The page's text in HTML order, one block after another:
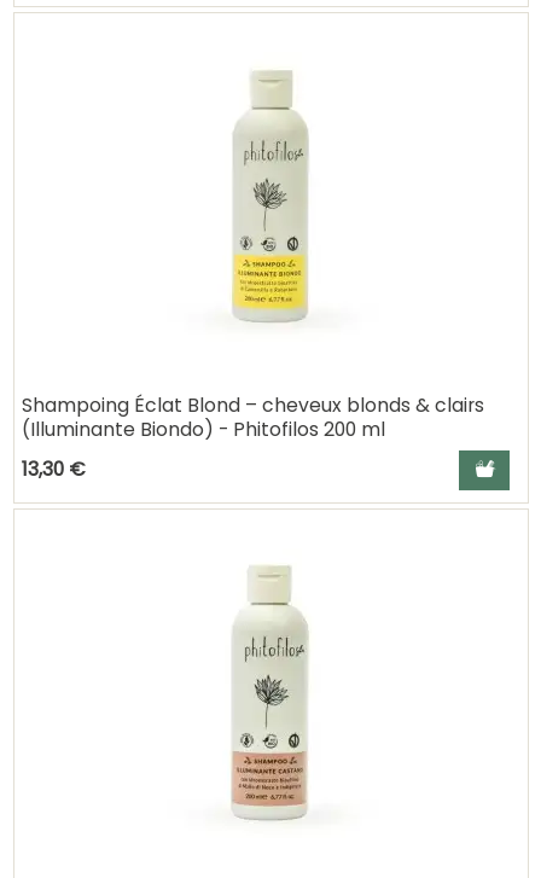
Shampoing Éclat Blond – cheveux blonds & clairs
(Illuminante Biondo) - Phitofilos 200 ml
13,30 €
Ajouter